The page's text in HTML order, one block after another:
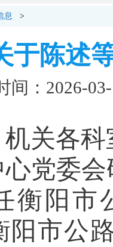
息 >
于陈述
间：2026-
关各
党委
衡阳市
阳市公